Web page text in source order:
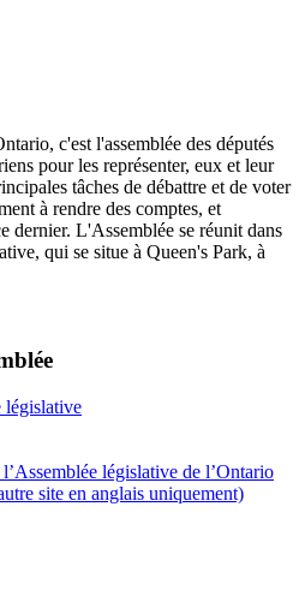
c'est l'assemblée des députés
pour les représenter, eux et leur
tâches de débattre et de voter
à rendre des comptes, et
dernier. L'Assemblée se réunit dans
qui se situe à Queen's Park, à
législative
législative de l’Ontario
site en anglais uniquement)